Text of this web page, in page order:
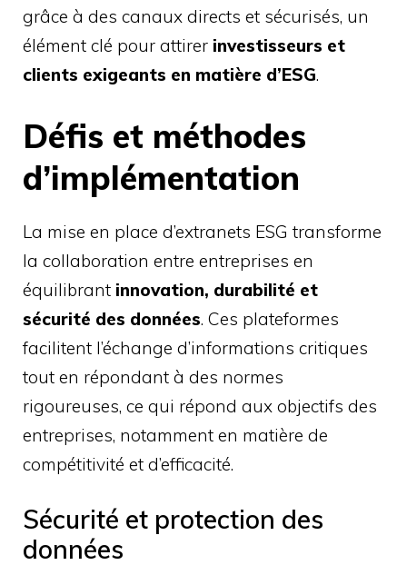
grâce à des canaux directs et sécurisés, un
élément clé pour attirer investisseurs et
clients exigeants en matière d’ESG.
Défis et méthodes
d’implémentation
La mise en place d’extranets ESG transforme
la collaboration entre entreprises en
équilibrant innovation, durabilité et
sécurité des données. Ces plateformes
facilitent l’échange d’informations critiques
tout en répondant à des normes
rigoureuses, ce qui répond aux objectifs des
entreprises, notamment en matière de
compétitivité et d’efficacité.
Sécurité et protection des
données